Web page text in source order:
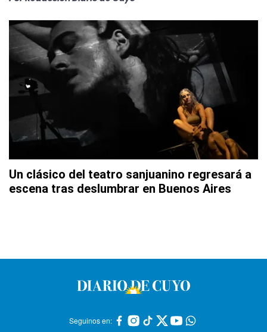
Un clásico del teatro sanjuanino regresará a
escena tras deslumbrar en Buenos Aires
Seguinos en: